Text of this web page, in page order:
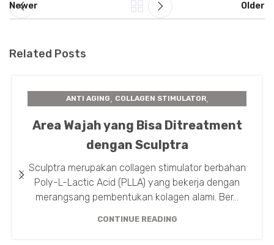
Newer Older
Related Posts
ANTI AGING, COLLAGEN STIMULATOR,
SCULPTRA
Area Wajah yang Bisa Ditreatment
dengan Sculptra
Sculptra merupakan collagen stimulator berbahan
Poly-L-Lactic Acid (PLLA) yang bekerja dengan
merangsang pembentukan kolagen alami. Ber...
CONTINUE READING